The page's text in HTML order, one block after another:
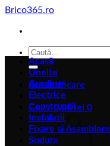
Skip
content
Brico365.ro
Caută
după:
Autentificare
Coș /0,00lei 0
Acasă
Unelte
Gradina
Electrice
Constructii
Instalatii
Fixare si Asamblare
Sudura